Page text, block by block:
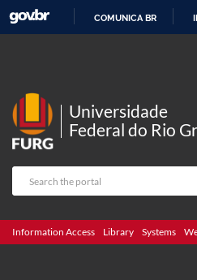
COMUNICA BR
Universidade
Federal do Rio
Information Access Library Systems